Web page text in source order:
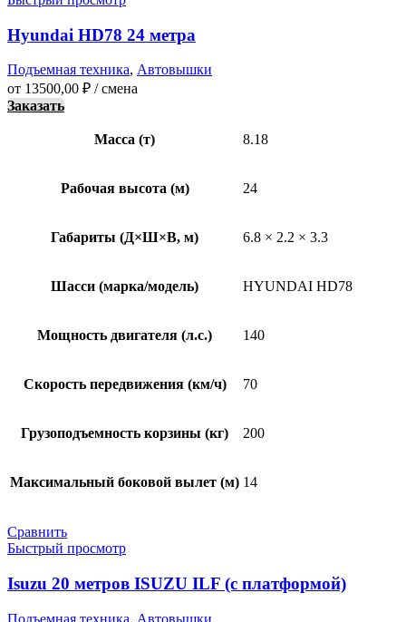
Hyundai HD78 24 метра
Подъемная техника, Автовышки
от 13500,00 ₽ / смена
Заказать
Масса (т) 8.18
Рабочая высота (м) 24
Габариты (Д×Ш×В, м) 6.8 × 2.2 × 3.3
Шасси (марка/модель) HYUNDAI HD78
Мощность двигателя (л.с.) 140
Скорость передвижения (км/ч) 70
Грузоподъемность корзины (кг) 200
Максимальный боковой вылет (м) 14
Сравнить
Быстрый просмотр
Isuzu 20 метров ISUZU ILF (с платформой)
Подъемная техника, Автовышки